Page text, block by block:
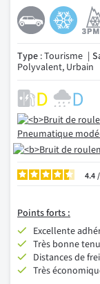
Type : Tourisme
Polyvalent, Urbain
4.4/
Points forts :
Excellente
Très bonne
Distances de
Très